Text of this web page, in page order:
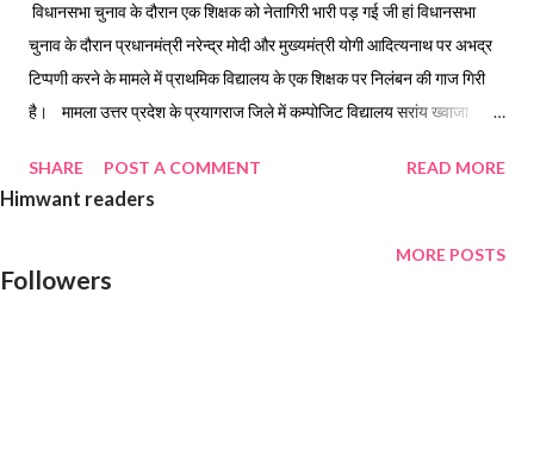
विधानसभा चुनाव के दौरान एक शिक्षक को नेतागिरी भारी पड़ गई जी हां विधानसभा
चुनाव के दौरान प्रधानमंत्री नरेन्द्र मोदी और मुख्यमंत्री योगी आदित्यनाथ पर अभद्र
टिप्पणी करने के मामले में प्राथमिक विद्यालय के एक शिक्षक पर निलंबन की गाज गिरी
है। मामला उत्तर प्रदेश के प्रयागराज जिले में कम्पोजिट विद्यालय सरांय ख्वाजा
अध्यक्ष अजीत यादव को शुक्रवार को निलंबित कर दिया गया। जिला बेसिक शिक्षा
अधिकारी प्रयागराज प्रवीण कुमार तिवारी ने 5 मार्च को अजीत यादव से दो दिन में
साक्ष्यों के साथ लिखित स्पष्टीकरण मांगा था लेकिन संतोषजनक स्पष्टीकरण न देने पर
ने बीएसए ने शुक्रवार को शिक्षक को निलंबित कर दिया। उत्तर प्रदेश विधानसभा चुनाव
SHARE POST A COMMENT READ MORE
MORE POSTS
Himwant readers
Followers